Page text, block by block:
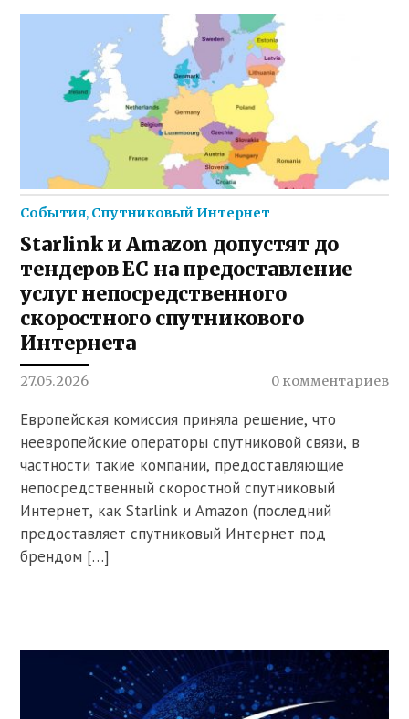
События, Спутниковый Интернет
Starlink и Amazon допустят до
тендеров ЕС на предоставление
услуг непосредственного
скоростного спутникового
Интернета
27.05.2026 0 комментариев
Европейская комиссия приняла решение, что
неевропейские операторы спутниковой связи, в
частности такие компании, предоставляющие
непосредственный скоростной спутниковый
Интернет, как Starlink и Amazon (последний
предоставляет спутниковый Интернет под
брендом […]